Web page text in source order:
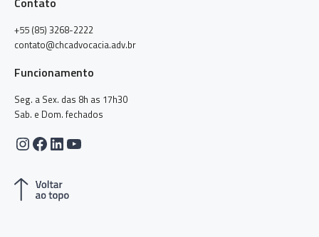
+55 (85) 3268-2222
contato@chcadvocacia.adv.br
Funcionamento
Seg. a Sex. das 8h as 17h30
Sab. e Dom. fechados
Instagram
Facebook
LinkedIn
Youtube